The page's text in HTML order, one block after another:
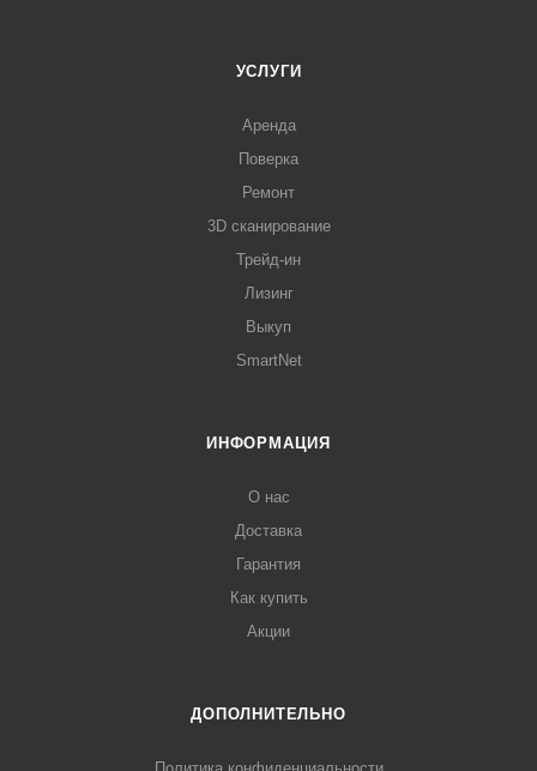
УСЛУГИ
Аренда
Поверка
Ремонт
3D сканирование
Трейд-ин
Лизинг
Выкуп
SmartNet
ИНФОРМАЦИЯ
О нас
Доставка
Гарантия
Как купить
Акции
ДОПОЛНИТЕЛЬНО